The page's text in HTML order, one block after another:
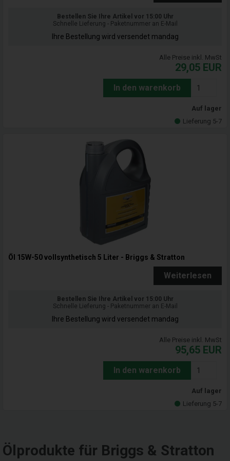
Bestellen Sie Ihre Artikel vor 15:00 Uhr
Schnelle Lieferung - Paketnummer an E-Mail
Ihre Bestellung wird versendet mandag
Alle Preise inkl. MwSt
29,05 EUR
In den warenkorb
Auf lager
Lieferung 5-7
Öl 15W-50 vollsynthetisch 5 Liter - Briggs & Stratton
Weiterlesen
Bestellen Sie Ihre Artikel vor 15:00 Uhr
Schnelle Lieferung - Paketnummer an E-Mail
Ihre Bestellung wird versendet mandag
Alle Preise inkl. MwSt
95,65 EUR
In den warenkorb
Auf lager
Lieferung 5-7
Ölprodukte für Briggs & Stratton